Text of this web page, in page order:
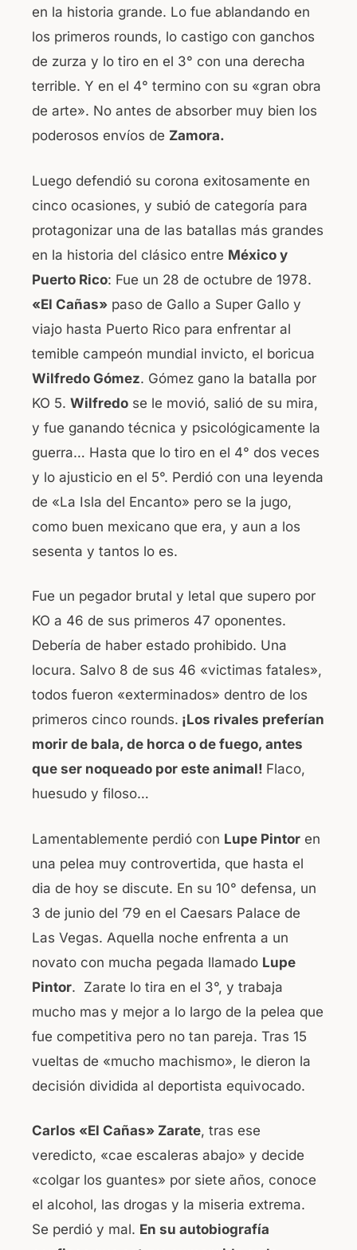
en la historia grande. Lo fue ablandando en
los primeros rounds, lo castigo con ganchos
de zurza y lo tiro en el 3° con una derecha
terrible. Y en el 4° termino con su «gran obra
de arte». No antes de absorber muy bien los
poderosos envíos de Zamora.
Luego defendió su corona exitosamente en
cinco ocasiones, y subió de categoría para
protagonizar una de las batallas más grandes
en la historia del clásico entre México y
Puerto Rico: Fue un 28 de octubre de 1978.
«El Cañas» paso de Gallo a Super Gallo y
viajo hasta Puerto Rico para enfrentar al
temible campeón mundial invicto, el boricua
Wilfredo Gómez. Gómez gano la batalla por
KO 5. Wilfredo se le movió, salió de su mira,
y fue ganando técnica y psicológicamente la
guerra… Hasta que lo tiro en el 4° dos veces
y lo ajusticio en el 5°. Perdió con una leyenda
de «La Isla del Encanto» pero se la jugo,
como buen mexicano que era, y aun a los
sesenta y tantos lo es.
Fue un pegador brutal y letal que supero por
KO a 46 de sus primeros 47 oponentes.
Debería de haber estado prohibido. Una
locura. Salvo 8 de sus 46 «victimas fatales»,
todos fueron «exterminados» dentro de los
primeros cinco rounds. ¡Los rivales preferían
morir de bala, de horca o de fuego, antes
que ser noqueado por este animal! Flaco,
huesudo y filoso…
Lamentablemente perdió con Lupe Pintor en
una pelea muy controvertida, que hasta el
dia de hoy se discute. En su 10° defensa, un
3 de junio del ’79 en el Caesars Palace de
Las Vegas. Aquella noche enfrenta a un
novato con mucha pegada llamado Lupe
Pintor. Zarate lo tira en el 3°, y trabaja
mucho mas y mejor a lo largo de la pelea que
fue competitiva pero no tan pareja. Tras 15
vueltas de «mucho machismo», le dieron la
decisión dividida al deportista equivocado.
Carlos «El Cañas» Zarate, tras ese
veredicto, «cae escaleras abajo» y decide
«colgar los guantes» por siete años, conoce
el alcohol, las drogas y la miseria extrema.
Se perdió y mal. En su autobiografía